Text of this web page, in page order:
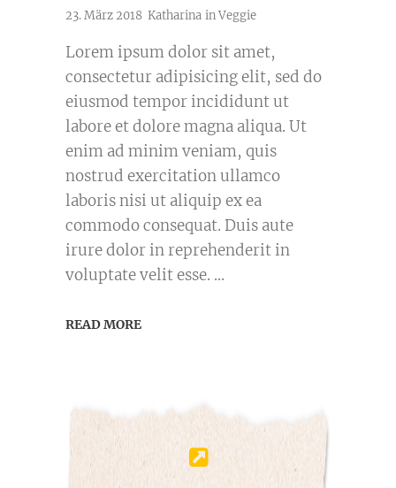
23. März 2018 Katharina inVeggie
Lorem ipsum dolor sit amet,
consectetur adipisicing elit, sed do
eiusmod tempor incididunt ut
labore et dolore magna aliqua. Ut
enim ad minim veniam, quis
nostrud exercitation ullamco
laboris nisi ut aliquip ex ea
commodo consequat. Duis aute
irure dolor in reprehenderit in
voluptate velit esse.
READ MORE